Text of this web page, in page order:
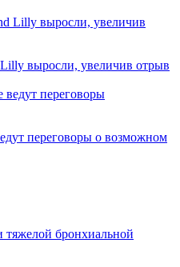
выросли, увеличив отрыв
переговоры о возможном
oblasti-klinicheskie-a/